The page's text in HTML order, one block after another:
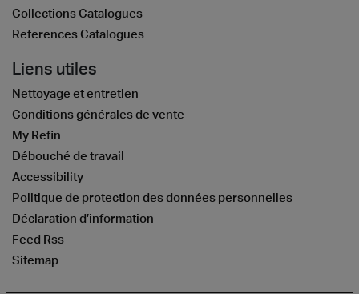
Collections Catalogues
References Catalogues
Liens utiles
Nettoyage et entretien
Conditions générales de vente
My Refin
Débouché de travail
Accessibility
Politique de protection des données personnelles
Déclaration d’information
Feed Rss
Sitemap